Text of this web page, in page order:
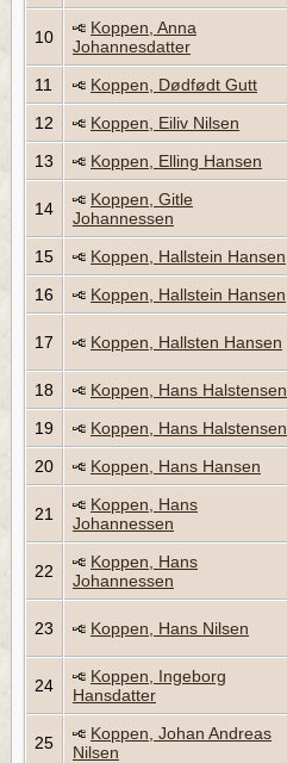
10
Koppen, Anna
Johannesdatter
11 Koppen, Dødfødt Gutt
12
Koppen, Eiliv Nilsen
13
Koppen, Elling Hansen
14
Koppen, Gitle
Johannessen
15 Koppen, Hallstein Hansen
16
Koppen, Hallstein Hansen
17 Koppen, Hallsten Hansen
18 Koppen, Hans Halstensen
19
Koppen, Hans Halstensen
20
Koppen, Hans Hansen
21
Koppen, Hans
Johannessen
22
Koppen, Hans
Johannessen
23 Koppen, Hans Nilsen
24
Koppen, Ingeborg
Hansdatter
25
Koppen, Johan Andreas
Nilsen